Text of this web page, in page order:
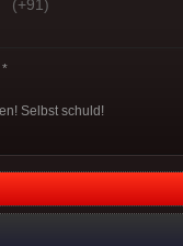
(+91)
Selbst schuld!